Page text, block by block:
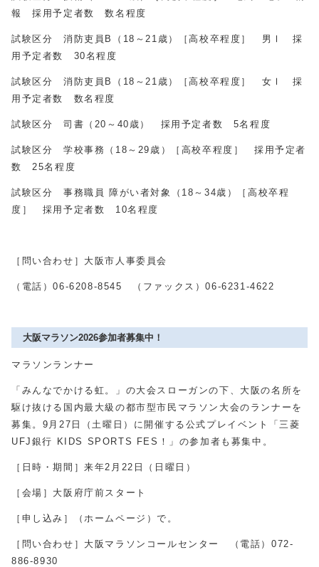
報 採用予定者数 数名程度
試験区分 消防吏員B（18～21歳）［高校卒程度］ 男Ⅰ 採
用予定者数 30名程度
試験区分 消防吏員B（18～21歳）［高校卒程度］ 女Ⅰ 採
用予定者数 数名程度
試験区分 司書（20～40歳） 採用予定者数 5名程度
試験区分 学校事務（18～29歳）［高校卒程度］ 採用予定者
数 25名程度
試験区分 事務職員 障がい者対象（18～34歳）［高校卒程
度］ 採用予定者数 10名程度
［問い合わせ］大阪市人事委員会
（電話）06-6208-8545 （ファックス）06-6231-4622
大阪マラソン2026参加者募集中！
マラソンランナー
「みんなでかける虹。」の大会スローガンの下、大阪の名所を
駆け抜ける国内最大級の都市型市民マラソン大会のランナーを
募集。9月27日（土曜日）に開催する公式プレイベント「三菱
UFJ銀行 KIDS SPORTS FES！」の参加者も募集中。
［日時・期間］来年2月22日（日曜日）
［会場］大阪府庁前スタート
［申し込み］（ホームページ）で。
［問い合わせ］大阪マラソンコールセンター （電話）072-
886-8930